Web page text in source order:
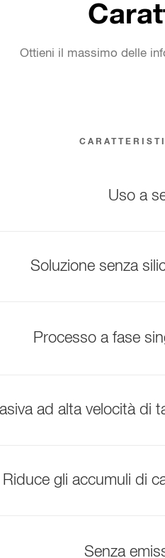
Ottieni il massimo delle
Uso a
Soluzione senza
Processo a fase
ad alta velocità di
Riduce gli accumuli di
Senza